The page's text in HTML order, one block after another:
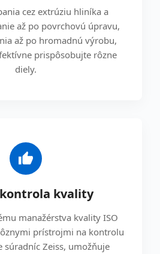
cez extrúziu hliníka a
až po povrchovú úpravu,
až po hromadnú výrobu,
prispôsobujte rôzne
diely.
kvality
manažérstva kvality ISO
prístrojmi na kontrolu
súradníc Zeiss, umožňuje